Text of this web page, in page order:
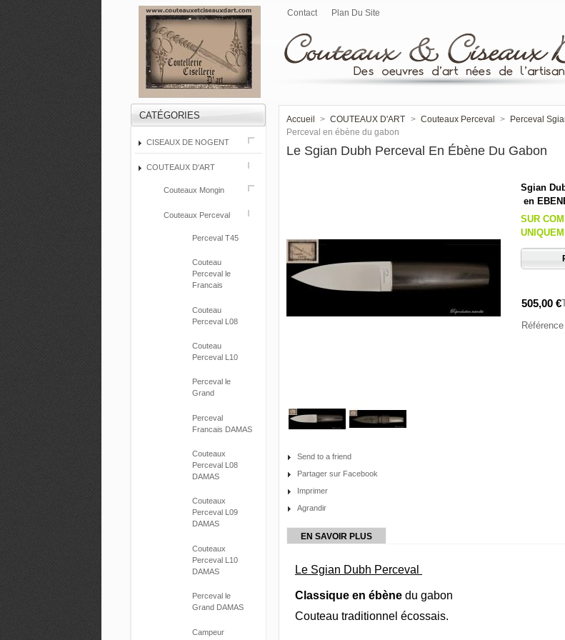
Contact Plan Du Site
CATÉGORIES
CISEAUX DE NOGENT
COUTEAUX D'ART
Couteaux Mongin
Couteaux Perceval
Perceval T45
Couteau
Perceval le
Francais
Couteau
Perceval L08
Couteau
Perceval L10
Perceval le
Grand
Perceval
Francais DAMAS
Couteaux
Perceval L08
DAMAS
Couteaux
Perceval L09
DAMAS
Couteaux
Perceval L10
DAMAS
Perceval le
Grand DAMAS
Campeur
Accueil > COUTEAUX D'ART > Couteaux Perceval > Perceval
Perceval en ébène du gabon
Le Sgian Dubh Perceval En Ébène Du Gabon
Send to a friend
Partager sur Facebook
Imprimer
Agrandir
Sgian
en
SUR
505,00 €
EN SAVOIR PLUS
Le Sgian Dubh Perceval
Classique en ébène du gabon
Couteau traditionnel écossais.